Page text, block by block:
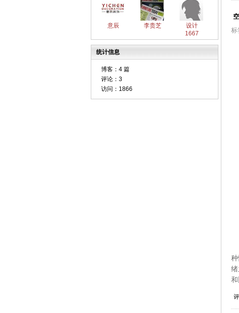
意辰 李贵芝
设计
1667
统计信息
博客： 4 篇
评论： 3
访问： 1866
标